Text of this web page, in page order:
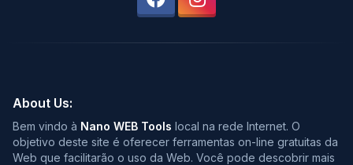
About Us:
Bem vindo à Nano WEB Tools local na rede Internet. O
objetivo deste site é oferecer ferramentas on-line gratuitas da
Web que facilitarão o uso da Web. Você pode descobrir mais